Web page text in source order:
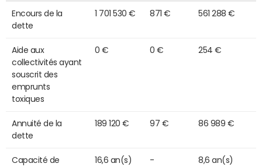
Encours de la
dette
1 701 530 € 871 € 561 288 €
Aide aux
collectivités ayant
souscrit des
emprunts
toxiques
0 € 0 € 254 €
Annuité de la
dette
189 120 € 97 € 86 989 €
Capacité de
16,6 an(s) - 8,6 an(s)